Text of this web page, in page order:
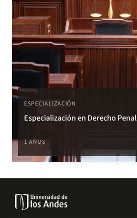
ESPECIALIZACIÓN
Especialización en Derecho Penal
1 AÑOS